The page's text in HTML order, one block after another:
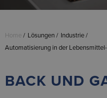
Home Lösungen
Industrie
Automatisierung in der
BACK UND